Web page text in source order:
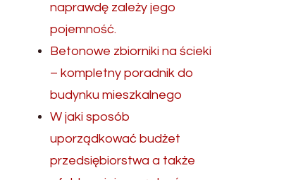
naprawdę zależy jego
pojemność.
Betonowe zbiorniki na ścieki
– kompletny poradnik do
budynku mieszkalnego
W jaki sposób
uporządkować budżet
przedsiębiorstwa a także